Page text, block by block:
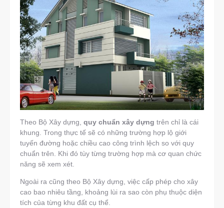
Theo Bộ Xây dựng, quy chuẩn xây dựng trên chỉ là cái
khung. Trong thực tế sẽ có những trường hợp lộ giới
tuyến đường hoặc chiều cao công trình lệch so với quy
chuẩn trên. Khi đó tùy từng trường hợp mà cơ quan chức
năng sẽ xem xét.
Ngoài ra cũng theo Bộ Xây dựng, việc cấp phép cho xây
cao bao nhiêu tầng, khoảng lùi ra sao còn phụ thuộc diện
tích của từng khu đất cụ thể.